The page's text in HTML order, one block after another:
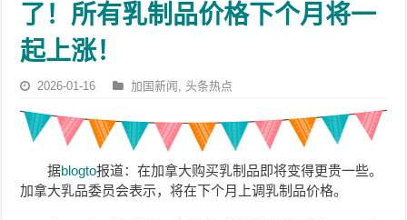
了！所有乳制品价格下个月将一
起上涨！
2026-01-16 加国新闻 ,头条热点
据blogto报道：在加拿大购买乳制品即将变得更贵一些。
加拿大乳品委员会表示，将在下个月上调乳制品价格。